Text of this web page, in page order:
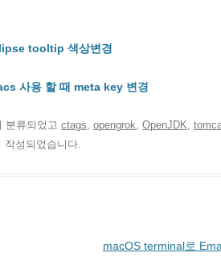
tooltip 색상변경
사용 할 때 meta key 변경
분류되었고 ctags, opengrok, OpenJDK,
작성되었습니다.
macOS terminal로